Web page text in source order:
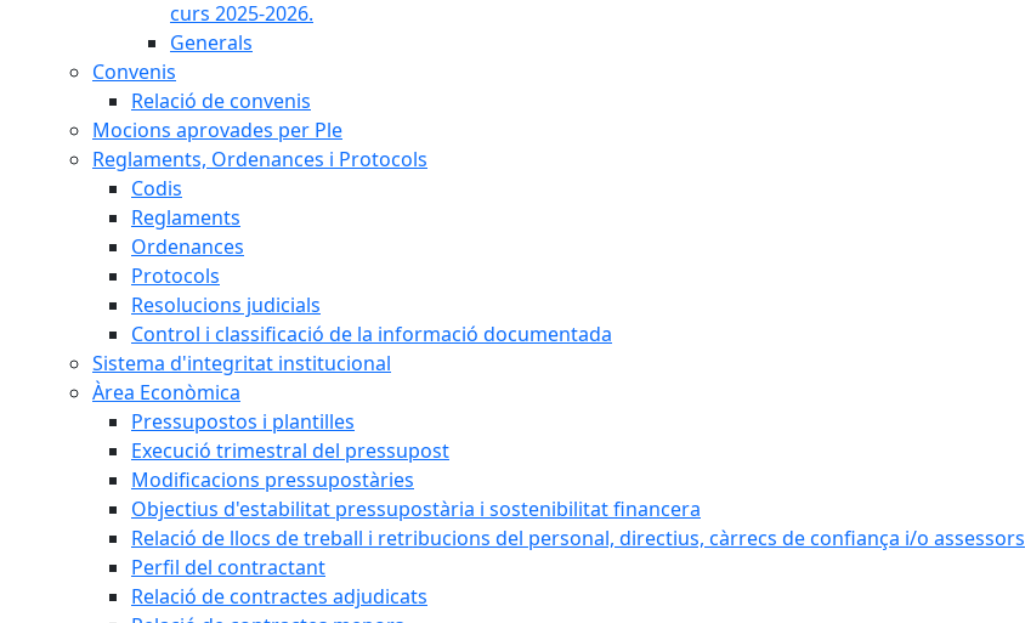
curs 2025-2026.
Generals
Convenis
Relació de convenis
Mocions aprovades per Ple
Reglaments, Ordenances i Protocols
Codis
Reglaments
Ordenances
Protocols
Resolucions judicials
Control i classificació de la informació documentada
Sistema d'integritat institucional
Àrea Econòmica
Pressupostos i plantilles
Execució trimestral del pressupost
Modificacions pressupostàries
Objectius d'estabilitat pressupostària i sostenibilitat financera
Relació de llocs de treball i retribucions del personal, directius, càrrecs de confiança i/o assessors
Perfil del contractant
Relació de contractes adjudicats